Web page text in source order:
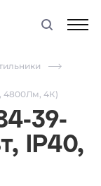
4800Лм, 4К)
39-
IP40,